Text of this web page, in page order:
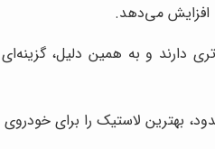
افزایش می‌دهد.
و به همین دلیل،
بهترین لاستیک را برای خودروی